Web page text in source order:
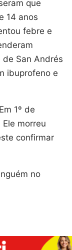
que
14 anos
febre e
de San Andrés
ibuprofeno e
1º de
morreu
confirmar
no